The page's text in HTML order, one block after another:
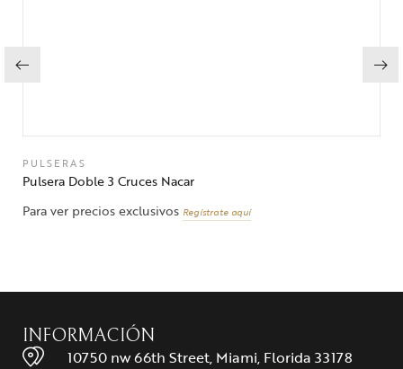
PULSERAS
Pulsera Doble 3 Cruces Nacar
Para ver precios exclusivos Regístrate aquí
INFORMACIÓN
10750 nw 66th Street, Miami, Florida 33178